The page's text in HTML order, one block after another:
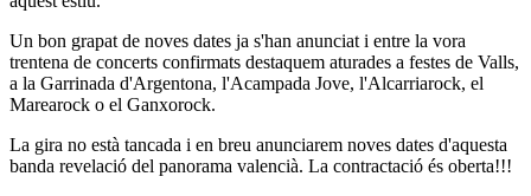
Un bon grapat de noves dates ja s'han anunciat i entre la vora
trentena de concerts confirmats destaquem aturades a festes de Valls,
a la Garrinada d'Argentona, l'Acampada Jove, l'Alcarriarock, el
Marearock o el Ganxorock.
La gira no està tancada i en breu anunciarem noves dates d'aquesta
banda revelació del panorama valencià. La contractació és oberta!!!